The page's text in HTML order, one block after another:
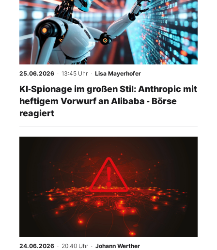
25.06.2026 · 13:45 Uhr · Lisa Mayerhofer
KI‑Spionage im großen Stil: Anthropic mit
heftigem Vorwurf an Alibaba ‑ Börse
reagiert
24.06.2026 · 20:40 Uhr · Johann Werther